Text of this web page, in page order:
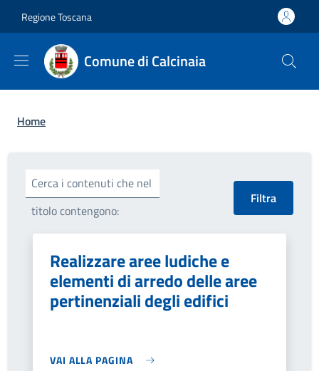
Regione Toscana
Comune di Calcinaia
Briciole di pane
Home
Cerca i contenuti che nel
titolo contengono:
Realizzare aree ludiche e
elementi di arredo delle aree
pertinenziali degli edifici
VAI ALLA PAGINA